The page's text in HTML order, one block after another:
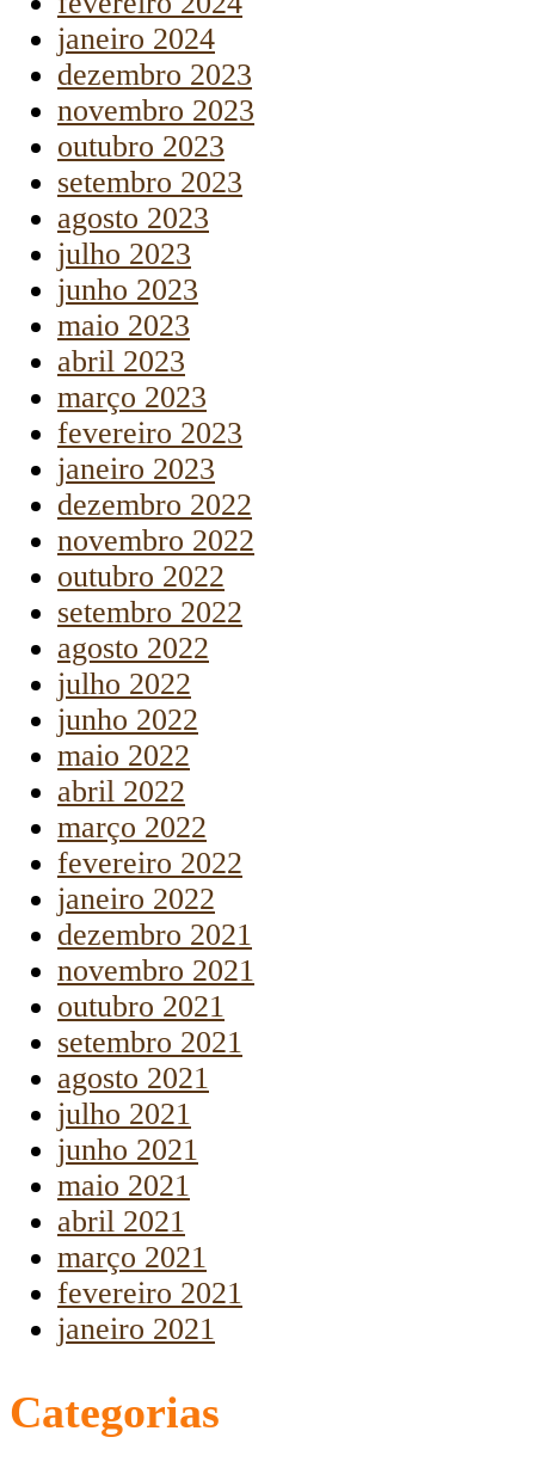
janeiro 2024
dezembro 2023
novembro 2023
outubro 2023
setembro 2023
agosto 2023
julho 2023
junho 2023
maio 2023
abril 2023
março 2023
fevereiro 2023
janeiro 2023
dezembro 2022
novembro 2022
outubro 2022
setembro 2022
agosto 2022
julho 2022
junho 2022
maio 2022
abril 2022
março 2022
fevereiro 2022
janeiro 2022
dezembro 2021
novembro 2021
outubro 2021
setembro 2021
agosto 2021
julho 2021
junho 2021
maio 2021
abril 2021
março 2021
fevereiro 2021
janeiro 2021
Categorias